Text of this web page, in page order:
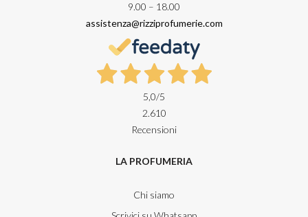
9.00 – 18.00
assistenza@rizziprofumerie.com
5,0/5
2.610
Recensioni
LA PROFUMERIA
Chi siamo